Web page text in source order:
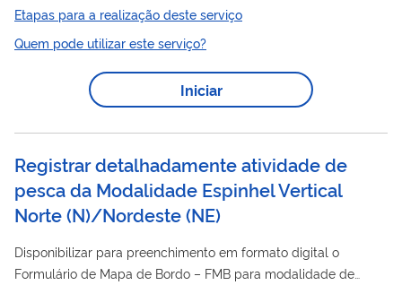
Etapas para a realização deste serviço
Quem pode utilizar este serviço?
Iniciar
Registrar detalhadamente atividade de
pesca da Modalidade Espinhel Vertical
Norte (N)/Nordeste (NE)
Disponibilizar para preenchimento em formato digital o
Formulário de Mapa de Bordo – FMB para modalidade de